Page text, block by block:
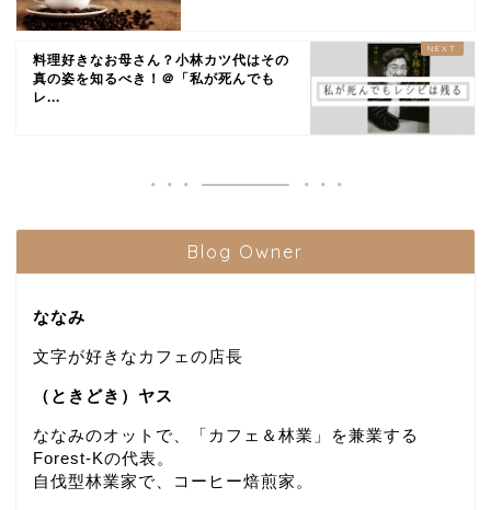
料理好きなお母さん？小林カツ代はその
真の姿を知るべき！＠「私が死んでも
レ...
Blog Owner
ななみ
文字が好きなカフェの店長
（ときどき）ヤス
ななみのオットで、「カフェ＆林業」を兼業する
Forest-Kの代表。
自伐型林業家で、コーヒー焙煎家。